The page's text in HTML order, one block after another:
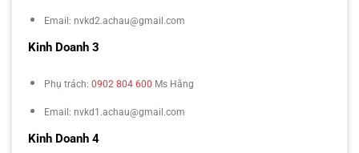
Email: nvkd2.achau@gmail.com
Kinh Doanh 3
Phụ trách: 0902 804 600 Ms Hằng
Email: nvkd1.achau@gmail.com
Kinh Doanh 4